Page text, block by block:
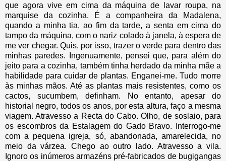
que agora vive em cima da máquina de lavar roupa, na
marquise da cozinha. É a companheira da Madalena,
quando a minha tia, ao fim da tarde, a senta em cima do
tampo da máquina, com o nariz colado à janela, à espera de
me ver chegar. Quis, por isso, trazer o verde para dentro das
minhas paredes. Ingenuamente, pensei que, para além do
jeito para a cozinha, também tinha herdado da minha mãe a
habilidade para cuidar de plantas. Enganei-me. Tudo morre
às minhas mãos. Até as plantas mais resistentes, como os
cactos, sucumbem, definham. No entanto, apesar do
historial negro, todos os anos, por esta altura, faço a mesma
viagem. Atravesso a Recta do Cabo. Olho, de soslaio, para
os escombros da Estalagem do Gado Bravo. Interrogo-me
com a pequena igreja, só, abandonada, amarelecida, no
meio da várzea. Chego ao outro lado. Atravesso a vila.
Ignoro os inúmeros armazéns pré-fabricados de bugigangas